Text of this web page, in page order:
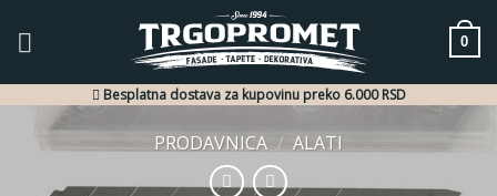
0
Besplatna dostava za kupovinu preko 6.000 RSD
PRODAVNICA / ALATI